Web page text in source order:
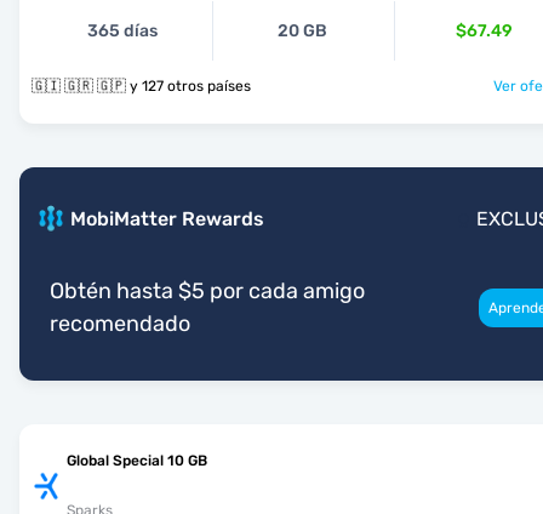
365 días 20 GB $67.49
🇬🇮 🇬🇷 🇬🇵 y 127 otros países Ver
MobiMatter Rewards
Obtén hasta $5 por cada amigo
recomendado
Global Special 10 GB
Sparks